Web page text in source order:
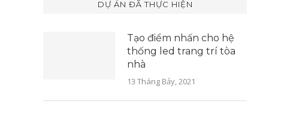
DỰ ÁN ĐÃ THỰC HIỆN
Tạo điểm nhấn cho hệ
thống led trang trí tòa
nhà
13 Tháng Bảy, 2021